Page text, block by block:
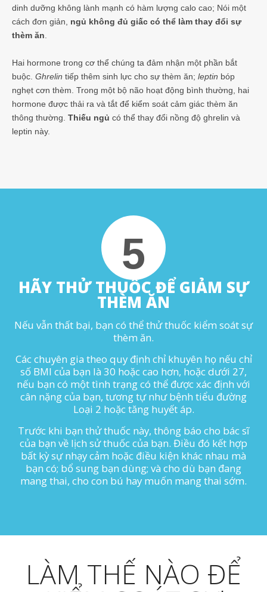
dinh dưỡng không lành mạnh có hàm lượng calo cao; Nói một
cách đơn giản, ngủ không đủ giấc có thể làm thay đổi sự
thèm ăn
Hai hormone trong cơ thể chúng ta đảm nhận một phần bắt
buộc. Ghrelin tiếp thêm sinh lực cho sự thèm ăn; leptin bóp
nghẹt cơn thèm. Trong một bộ não hoạt động bình thường, hai
hormone được thải ra và tắt để kiểm soát cảm giác thèm ăn
thông thường. Thiếu ngủ có thể thay đổi nồng độ ghrelin và
leptin này.
5
HÃY THỬ THUỐC ĐỂ GIẢM SỰ
THÈM ĂN
Nếu vẫn thất bại, bạn có thể thử thuốc kiểm soát sự
thèm ăn.
Các chuyên gia theo quy định chỉ khuyên họ nếu chỉ
số BMI của bạn là 30 hoặc cao hơn, hoặc dưới 27,
nếu bạn có một tình trạng có thể được xác định với
cân nặng của bạn, tương tự như bệnh tiểu đường
Loại 2 hoặc tăng huyết áp.
Trước khi bạn thử thuốc này, thông báo cho bác sĩ
của bạn về lịch sử thuốc của bạn. Điều đó kết hợp
bất kỳ sự nhạy cảm hoặc điều kiện khác nhau mà
bạn có; bổ sung bạn dùng; và cho dù bạn đang
mang thai, cho con bú hay muốn mang thai sớm.
LÀM THẾ NÀO ĐỂ